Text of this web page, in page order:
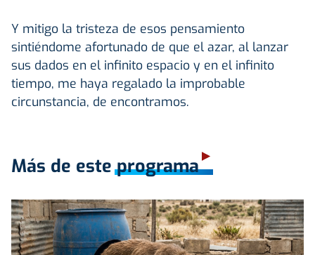
Y mitigo la tristeza de esos pensamiento
sintiéndome afortunado de que el azar, al lanzar
sus dados en el infinito espacio y en el infinito
tiempo, me haya regalado la improbable
circunstancia, de encontramos.
Más de este programa